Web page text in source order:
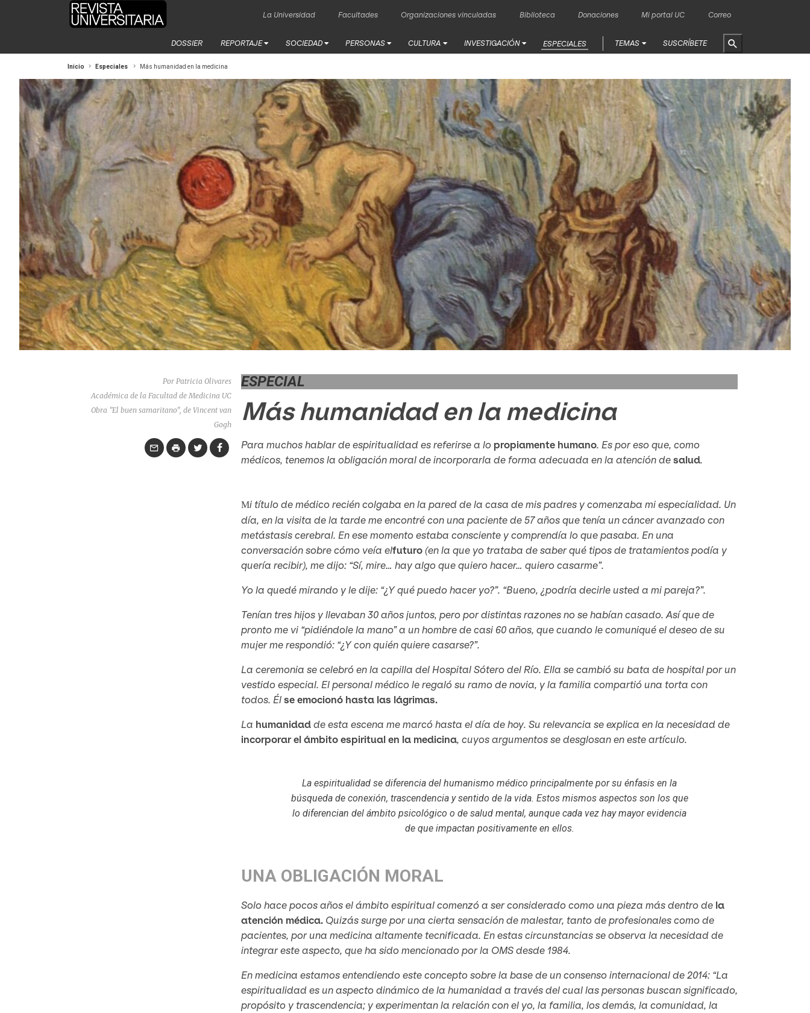
La Universidad Facultades Organizaciones vinculadas Biblioteca Donaciones Mi portal UC Correo
DOSSIER REPORTAJE SOCIEDAD PERSONAS CULTURA INVESTIGACIÓN ESPECIALES TEMAS SUSCRÍBETE
Inicio Especiales Más humanidad en la medicina
Por Patricia Olivares
Académica de la Facultad de Medicina UC
Obra "El buen samaritano", de Vincent van
Gogh
ESPECIAL
Más humanidad en la medicina
Para muchos hablar de espiritualidad es referirse a lo propiamente humano. Es por eso que, como
médicos, tenemos la obligación moral de incorporarla de forma adecuada en la atención desalud.
Mi título de médico recién colgaba en la pared de la casa de mis padres y comenzaba mi especialidad. Un
día, en la visita de la tarde me encontré con una paciente de 57 años que tenía un cáncer avanzado con
metástasis cerebral. En ese momento estaba consciente y comprendía lo que pasaba. En una
conversación sobre cómo veía elfuturo(en la que yo trataba de saber qué tipos de tratamientos podía y
quería recibir), me dijo: “Sí, mire… hay algo que quiero hacer… quiero casarme”.
Yo la quedé mirando y le dije: “¿Y qué puedo hacer yo?”. “Bueno, ¿podría decirle usted a mi pareja?”.
Tenían tres hijos y llevaban 30 años juntos, pero por distintas razones no se habían casado. Así que de
pronto me vi “pidiéndole la mano” a un hombre de casi 60 años, que cuando le comuniqué el deseo de su
mujer me respondió: “¿Y con quién quiere casarse?”.
La ceremonia se celebró en la capilla del Hospital Sótero del Río. Ella se cambió su bata de hospital por un
vestido especial. El personal médico le regaló su ramo de novia, y la familia compartió una torta con
todos. Élse emocionó hasta las lágrimas.
La humanidadde esta escena me marcó hasta el día de hoy. Su relevancia se explica en la necesidad de
incorporar el ámbito espiritual en la medicina, cuyos argumentos se desglosan en este artículo.
La espiritualidad se diferencia del humanismo médico principalmente por su énfasis en la
búsqueda de conexión, trascendencia y sentido de la vida. Estos mismos aspectos son los que
lo diferencian del ámbito psicológico o de salud mental, aunque cada vez hay mayor evidencia
de que impactan positivamente en ellos.
UNA OBLIGACIÓN MORAL
Solo hace pocos años el ámbito espiritual comenzó a ser considerado como una pieza más dentro de la
atención médica. Quizás surge por una cierta sensación de malestar, tanto de profesionales como de
pacientes, por una medicina altamente tecnificada. En estas circunstancias se observa la necesidad de
integrar este aspecto, que ha sido mencionado por la OMS desde 1984.
En medicina estamos entendiendo este concepto sobre la base de un consenso internacional de 2014: “La
espiritualidad es un aspecto dinámico de la humanidad a través del cual las personas buscan significado,
propósito y trascendencia; y experimentan la relación con el yo, la familia, los demás, la comunidad, la